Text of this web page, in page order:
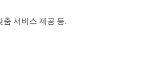
서비스 제공 등.